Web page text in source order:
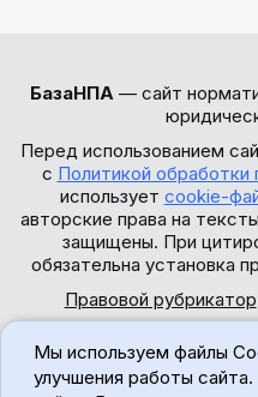
БазаНПА — сайт
Перед использованием
с Политикой обработки
использует cookie-
авторские права на
защищены. При
обязательна установка
Правовой рубрикатор
©
Мы используем файлы
улучшения работы